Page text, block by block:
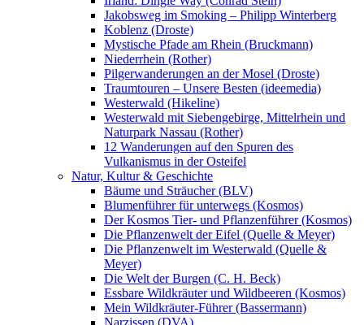
Jakobsweg im Smoking – Philipp Winterberg
Koblenz (Droste)
Mystische Pfade am Rhein (Bruckmann)
Niederrhein (Rother)
Pilgerwanderungen an der Mosel (Droste)
Traumtouren – Unsere Besten (ideemedia)
Westerwald (Hikeline)
Westerwald mit Siebengebirge, Mittelrhein und
Naturpark Nassau (Rother)
12 Wanderungen auf den Spuren des
Vulkanismus in der Osteifel
Natur, Kultur & Geschichte
Bäume und Sträucher (BLV)
Blumenführer für unterwegs (Kosmos)
Der Kosmos Tier- und Pflanzenführer (Kosmos)
Die Pflanzenwelt der Eifel (Quelle & Meyer)
Die Pflanzenwelt im Westerwald (Quelle &
Meyer)
Die Welt der Burgen (C. H. Beck)
Essbare Wildkräuter und Wildbeeren (Kosmos)
Mein Wildkräuter-Führer (Bassermann)
Narzissen (DVA)